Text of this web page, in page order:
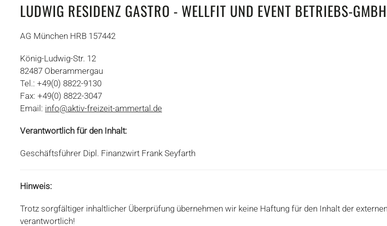
LUDWIG RESIDENZ GASTRO - WELLFIT UND EVENT BETRIEBS-GMBH
AG München HRB 157442
König-Ludwig-Str. 12
82487 Oberammergau
Tel.: +49(0) 8822-9130
Fax: +49(0) 8822-3047
Email: info@aktiv-freizeit-ammertal.de
Verantwortlich für den Inhalt:
Geschäftsführer Dipl. Finanzwirt Frank Seyfarth
Hinweis:
Trotz sorgfältiger inhaltlicher Überprüfung übernehmen wir keine Haftung für den Inhalt der
verantwortlich!